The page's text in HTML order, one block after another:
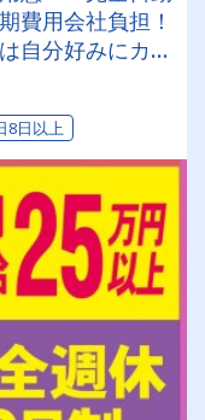
費用会社負担！
自分好みにカス
女性ドライバ
多数なので、長
8日以上